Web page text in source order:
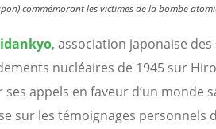
commémorant les victimes de la bombe
, association japonaise
nucléaires de 1945 sur
appels en faveur d’un monde
sur les témoignages personnels